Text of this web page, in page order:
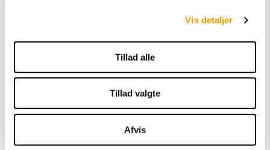
Vis detaljer
Tillad alle
Tillad valgte
Afvis